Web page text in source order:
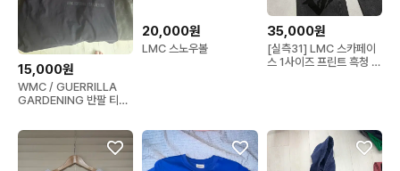
15,000원
WMC / GUERRILLA
GARDENING 반팔 티셔
20,000원
LMC 스노우볼
35,000원
[실측31] LMC 스카페이
스 1사이즈 프린트 흑청 데